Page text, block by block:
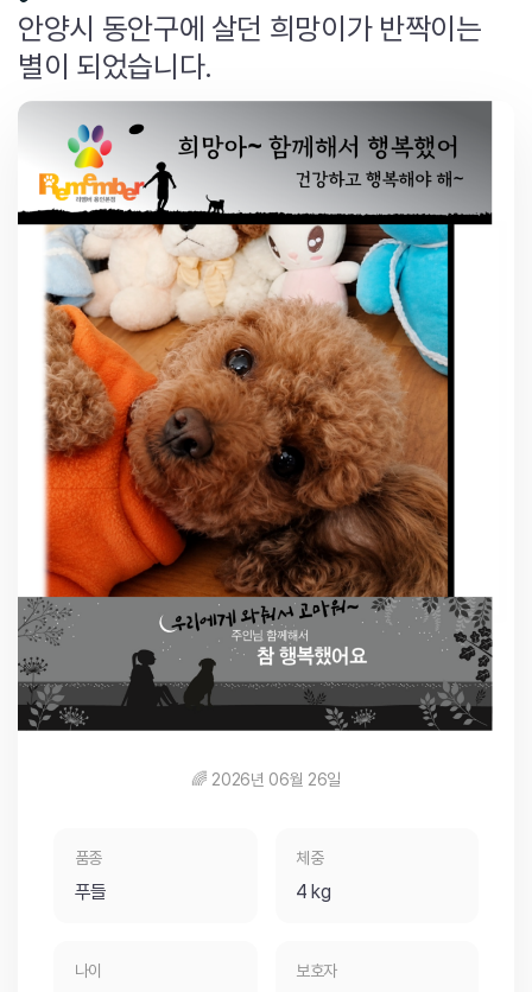
안양시 동안구에 살던 희망이가 반짝이는
별이 되었습니다.
🌈 2026년 06월 26일
품종
푸들
체중
4 kg
나이 보호자